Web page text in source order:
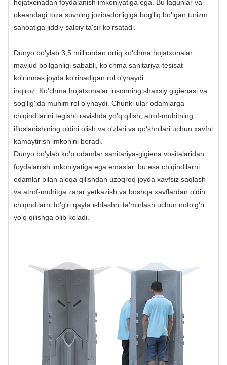
hojatxonadan foydalanish imkoniyatiga ega. Bu lagunlar va
okeandagi toza suvning jozibadorligiga bog'liq bo'lgan turizm
sanoatiga jiddiy salbiy ta'sir ko'rsatadi.
Dunyo bo'ylab 3,5 milliondan ortiq ko'chma hojatxonalar
mavjud bo'lganligi sababli, ko'chma sanitariya-tesisat
ko'rinmas joyda ko'rinadigan rol o'ynaydi.
inqiroz. Ko'chma hojatxonalar insonning shaxsiy gigienasi va
sog'lig'ida muhim rol o'ynaydi. Chunki ular odamlarga
chiqindilarini tegishli ravishda yo'q qilish, atrof-muhitning
ifloslanishining oldini olish va o'zlari va qo'shnilari uchun xavfni
kamaytirish imkonini beradi.
Dunyo bo'ylab ko'p odamlar sanitariya-gigiena vositalaridan
foydalanish imkoniyatiga ega emaslar, bu esa chiqindilarni
odamlar bilan aloqa qilishdan uzoqroq joyda xavfsiz saqlash
va atrof-muhitga zarar yetkazish va boshqa xavflardan oldin
chiqindilarni to'g'ri qayta ishlashni ta'minlash uchun noto'g'ri
yo'q qilishga olib keladi.